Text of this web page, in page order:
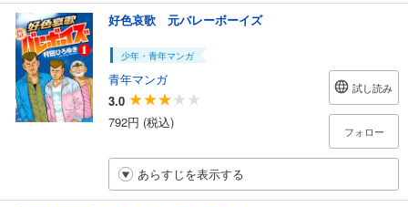
好色哀歌 元バレーボーイズ
少年・青年マンガ
青年マンガ
3.0
792円 (税込)
試し読み
フォロー
あらすじを表示する